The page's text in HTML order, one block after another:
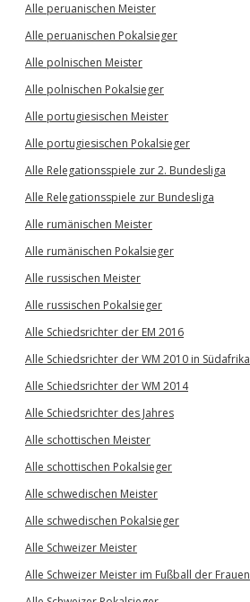
Alle peruanischen Meister
Alle peruanischen Pokalsieger
Alle polnischen Meister
Alle polnischen Pokalsieger
Alle portugiesischen Meister
Alle portugiesischen Pokalsieger
Alle Relegationsspiele zur 2. Bundesliga
Alle Relegationsspiele zur Bundesliga
Alle rumänischen Meister
Alle rumänischen Pokalsieger
Alle russischen Meister
Alle russischen Pokalsieger
Alle Schiedsrichter der EM 2016
Alle Schiedsrichter der WM 2010 in Südafrika
Alle Schiedsrichter der WM 2014
Alle Schiedsrichter des Jahres
Alle schottischen Meister
Alle schottischen Pokalsieger
Alle schwedischen Meister
Alle schwedischen Pokalsieger
Alle Schweizer Meister
Alle Schweizer Meister im Fußball der Frauen